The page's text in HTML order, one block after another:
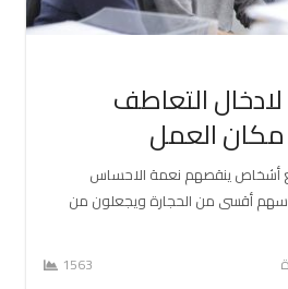
التعاطف
العمل
أشخاص ينقصهم نعمة الاحساس
أقسى من الحجارة ويجعلون من
1563